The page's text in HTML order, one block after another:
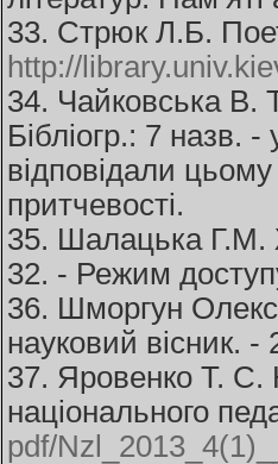
33. Стрюк Л.Б.
http://
34. Чайковська В.
Бібліогр.: 7 назв.
відповідали
притчевості.
35. Шалацька Г.М.
32. - Режим
36. Шморгун
науковий вісник.
37. Яровенко Т. С.
національного
pdf/